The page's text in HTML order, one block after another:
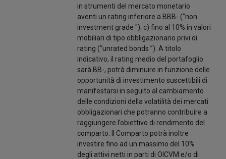
in strumenti del mercato monetario
aventi un rating inferiore a BBB- ("non
investment grade "); c) fino al 10% in valori
mobiliari di tipo obbligazionario privi di
rating ("unrated bonds ”). A titolo
indicativo, il rating medio del portafoglio
sarà BB-, potrà diminuire in funzione delle
opportunità di investimento suscettibili di
manifestarsi in seguito al cambiamento
delle condizioni della volatilità dei mercati
obbligazionari che potranno contribuire a
raggiungere l’obiettivo di rendimento del
comparto. Il Comparto potrà inoltre
investire fino ad un massimo del 10%
degli attivi netti in parti di OICVM e/o di